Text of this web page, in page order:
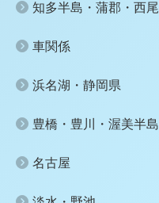
知多半島・蒲郡・西尾
車関係
浜名湖・静岡県
豊橋・豊川・渥美半島
名古屋